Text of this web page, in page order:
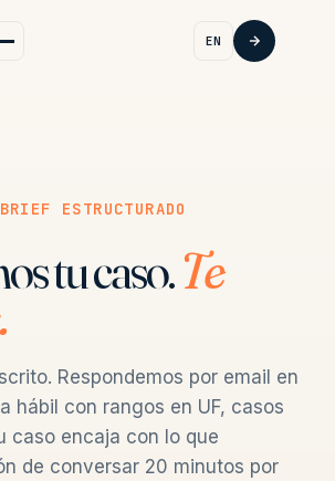
EN
ESTRUCTURADO
tu caso.Te
Respondemos por email en
hábil con rangos en UF, casos
caso encaja con lo que
de conversar 20 minutos por